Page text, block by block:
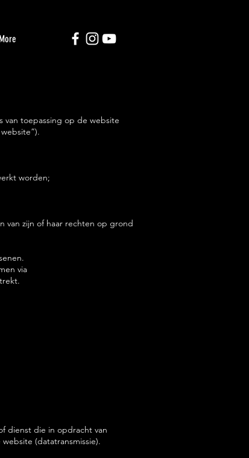
van toepassing op de website
worden;
van zijn of haar rechten op grond
via
dienst die in opdracht van
(datatransmissie).